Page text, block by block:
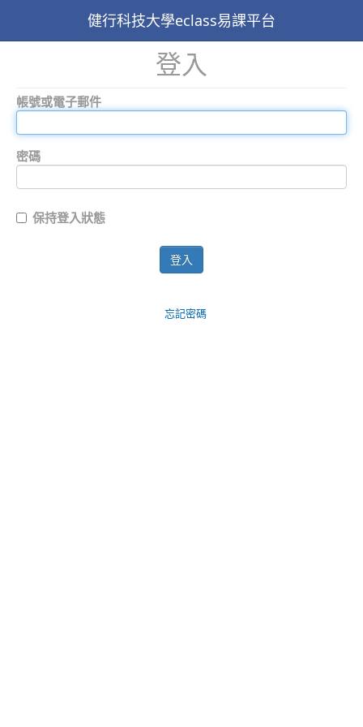
健行科技大學eclass易課平台
登入
帳號或電子郵件
密碼
保持登入狀態
登入
忘記密碼